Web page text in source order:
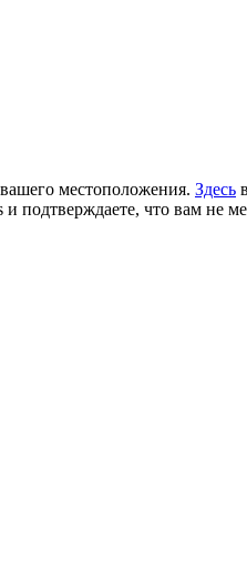
местоположения. Здесь
подтверждаете, что вам не